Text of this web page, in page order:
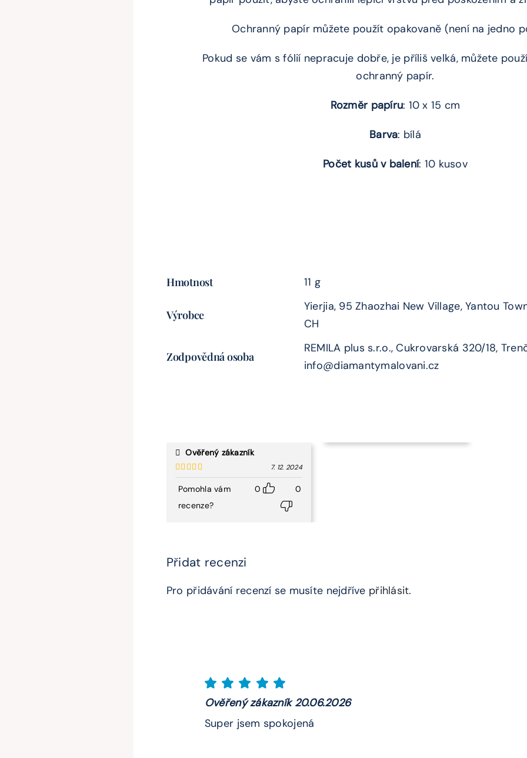
Ochranný papír můžete použít opakovaně (není na jedno
Pokud se vám s fólií nepracuje dobře, je příliš velká, můžete
ochranný papír.
Rozměr papíru: 10 x 15 cm
Barva: bílá
Počet kusů v balení: 10 kusov
Hmotnost 11 g
Výrobce
Yierjia, 95 Zhaozhai New Village, Yantou
CH
Zodpovědná osoba
REMILA plus s.r.o., Cukrovarská 320/18,
info@diamantymalovani.cz
Ověřený zákazník
Hodnocení
4z 5
7. 12. 2024
Pomohla vám
recenze?
0 0
Přidat recenzi
Pro přidávání recenzí se musíte nejdříve přihlásit.
Ověřený zákazník 20.06.2026
Super jsem spokojená